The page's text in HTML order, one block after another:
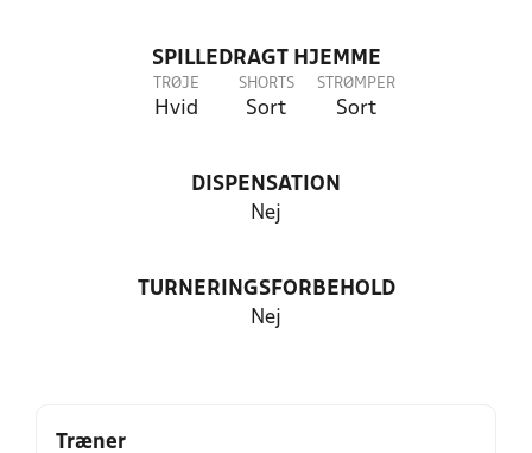
SPILLEDRAGT HJEMME
TRØJE
Hvid
SHORTS
Sort
STRØMPER
Sort
DISPENSATION
Nej
TURNERINGSFORBEHOLD
Nej
Træner